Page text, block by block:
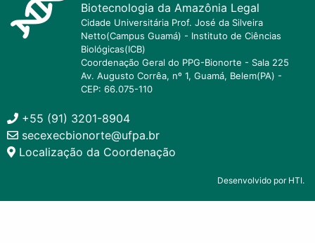
Biotecnologia da Amazônia Legal
Cidade Universitária Prof. José da Silveira
Netto(Campus Guamá) - Instituto de Ciências
Biológicas(ICB)
Coordenação Geral do PPG-Bionorte - Sala 225
Av. Augusto Corrêa, nº 1, Guamá, Belem(PA) -
CEP: 66.075-110
+55 (91) 3201-8904
secexecbionorte@ufpa.br
Localização da Coordenação
Desenvolvido por HTI.